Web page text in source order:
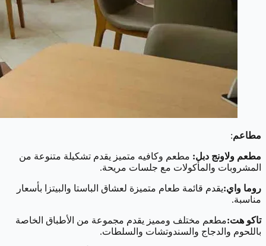
مطاعم:
مطعم ولاونج دبل: مطعم وكافيه متميز يقدم تشكيلة متنوعة من
المشروبات والمأكولات مع جلسات مريحة.
روما واي:يقدم قائمة طعام متميزة لعشاق الباستا والبيتزا بأسعار
مناسبة.
تاكو هت:مطعم مختلف ومميز يقدم مجموعة من الأطباق الخاصة
باللحوم والدجاج والسندوتشات والسلطات.